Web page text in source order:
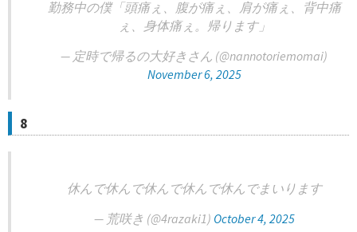
勤務中の僕「頭痛ぇ、腹が痛ぇ、肩が痛ぇ、背中痛
ぇ、身体痛ぇ。帰ります」
— 定時で帰るの大好きさん (@nannotoriemomai)
November 6, 2025
8
休んで休んで休んで休んで休んでまいります
— 荒咲き (@4razaki1) October 4, 2025